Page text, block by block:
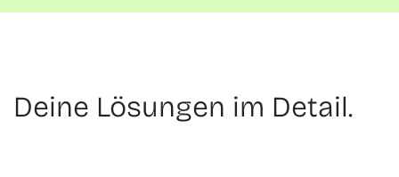
Deine Lösungen im Detail.